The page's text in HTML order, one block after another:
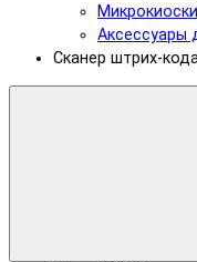
Микрокиоски
Аксессуары
Сканер штрих-